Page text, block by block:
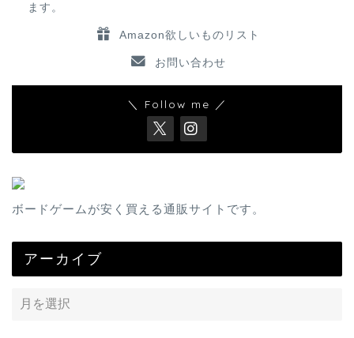
ます。
Amazon欲しいものリスト
お問い合わせ
＼ Follow me ／
ボードゲームが安く買える通販サイトです。
アーカイブ